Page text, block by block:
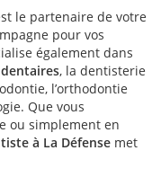
le partenaire de votre
pour vos
également dans
, la dentisterie
l’orthodontie
Que vous
ou simplement en
à La Défense met